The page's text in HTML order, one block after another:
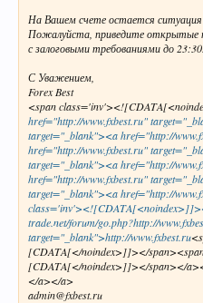
На Вашем счете остается
Пожалуйста, приведите открытые
с залоговыми требованиями до 23:30.
С Уважением,
Forex Best
<span
href="http://www.fxbest.ru"
target="_blank"><a href="http://
href="http://www.fxbest.ru"
target="_blank"><a href="http://
href="http://www.fxbest.ru"
target="_blank"><a href="http://
trade.net/forum/go.php?http://
target="_blank">http://www.fxbest.ru
[CDATA[</noindex>]]></
[CDATA[</noindex>]]></span></
</a></a>
admin@fxbest.ru